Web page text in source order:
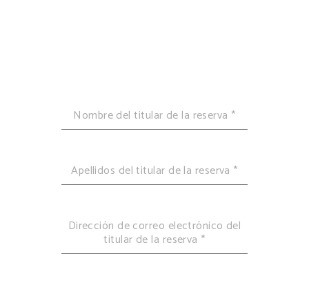
Nombre del titular de la reserva *
Apellidos del titular de la reserva *
Dirección de correo electrónico del
titular de la reserva *